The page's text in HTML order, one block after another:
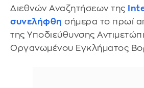
Διεθνών Αναζητήσεων της
συνελήφθη σήμερα το πρωί
της Υποδιεύθυνσης
Οργανωμένου Εγκλήματος